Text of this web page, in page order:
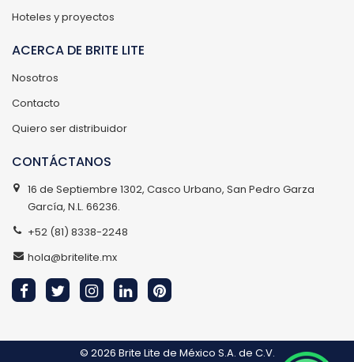
Hoteles y proyectos
ACERCA DE BRITE LITE
Nosotros
Contacto
Quiero ser distribuidor
CONTÁCTANOS
16 de Septiembre 1302, Casco Urbano, San Pedro Garza
García, N.L. 66236.
+52 (81) 8338-2248
hola@britelite.mx
© 2026 Brite Lite de México S.A. de C.V.